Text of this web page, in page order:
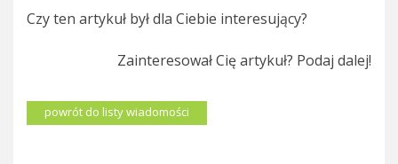
Czy ten artykuł był dla Ciebie interesujący?
Zainteresował Cię artykuł? Podaj dalej!
powrót do listy wiadomości